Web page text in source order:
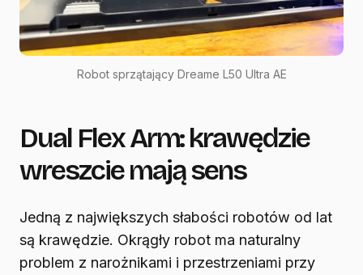
Robot sprzątający Dreame L50 Ultra AE
Dual Flex Arm: krawędzie
wreszcie mają sens
Jedną z największych słabości robotów od lat
są krawędzie. Okrągły robot ma naturalny
problem z narożnikami i przestrzeniami przy